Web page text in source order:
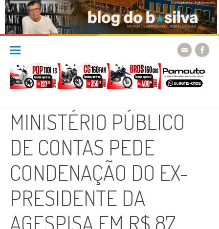
Skip
content
MINISTÉRIO PÚBLICO
DE CONTAS PEDE
CONDENAÇÃO DO EX-
PRESIDENTE DA
AGESPISA EM R$ 87